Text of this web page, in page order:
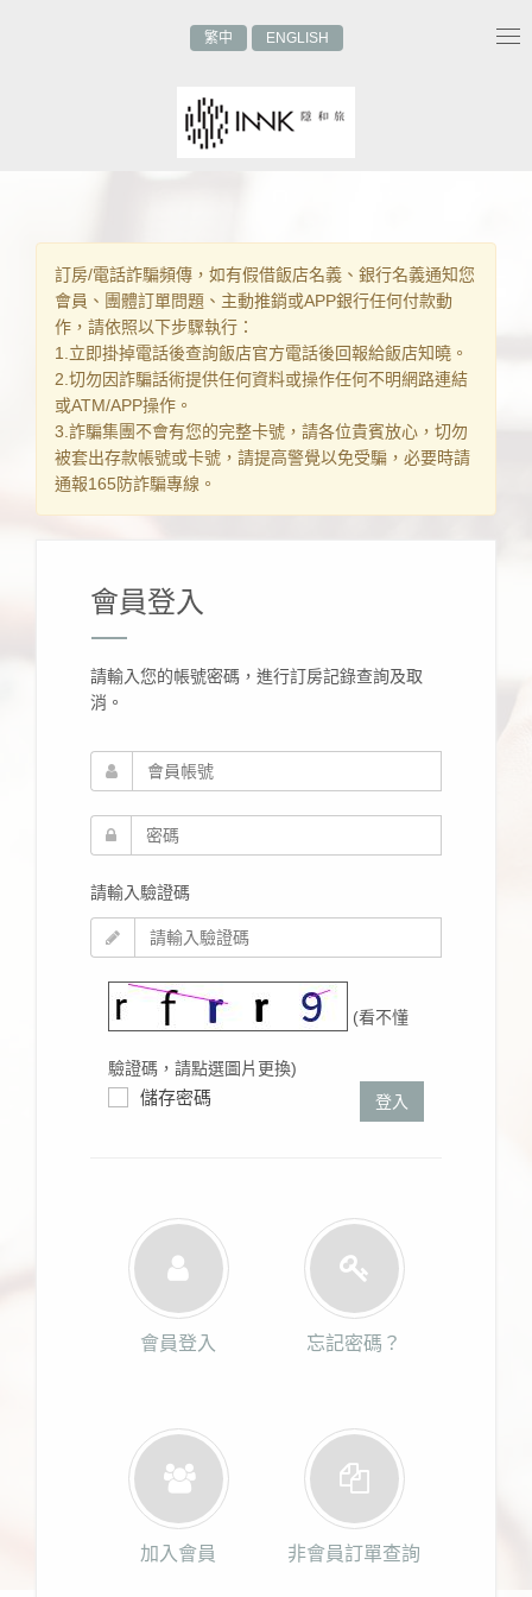
繁中 ENGLISH
訂房/電話詐騙頻傳，如有假借飯店名義、銀行名義通知您
會員、團體訂單問題、主動推銷或APP銀行任何付款動
作，請依照以下步驟執行：
1.立即掛掉電話後查詢飯店官方電話後回報給飯店知曉。
2.切勿因詐騙話術提供任何資料或操作任何不明網路連結
或ATM/APP操作。
3.詐騙集團不會有您的完整卡號，請各位貴賓放心，切勿
被套出存款帳號或卡號，請提高警覺以免受騙，必要時請
通報165防詐騙專線。
會員登入
請輸入您的帳號密碼，進行訂房記錄查詢及取
消。
請輸入驗證碼
(看不懂
驗證碼，請點選圖片更換)
儲存密碼 登入
會員登入 忘記密碼？
加入會員 非會員訂單查詢